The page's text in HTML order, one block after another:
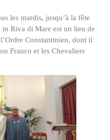
les mardis, jusqu’à la fête
in Riva di Mare est un lieu de
Constantinien, dont il
Franco et les Chevaliers